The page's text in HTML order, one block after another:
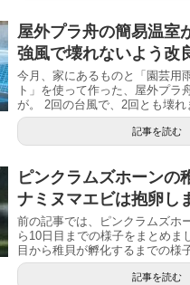
屋外プラ舟の簡易温室
強風で壊れないよう改
今月、家にあるものと「園芸用
ト」を使って作った、屋外プラ
が。 2回の台風で、2回とも壊れ
記事を読む
ピンクラムズホーンの
ナミヌマエビは抱卵し
前の記事では、ピンクラムズホ
ら10日目までの様子をまとめま
目から稚貝が孵化するまでの様
記事を読む